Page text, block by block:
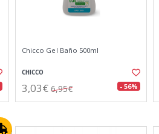
Chicco Gel Baño 500ml
CHICCO
3,03€ 6,95€ - 56%